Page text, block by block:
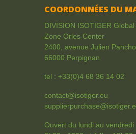
COORDONNÉES DU
DIVISION ISOTIGER Global
Zone Orles Center
2400, avenue Julien
66000 Perpignan
tel : +33(0)4 68 36 14 02
contact@isotiger.eu
Ouvert du lundi au vendredi